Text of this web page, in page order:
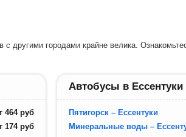
с другими городами крайне велика.
464 руб
174 руб
Автобусы в Ессентуки
Пятигорск – Ессентуки
Минеральные воды –